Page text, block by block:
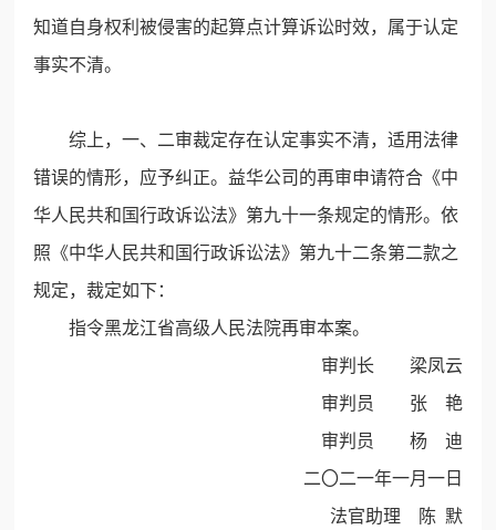
知道自身权利被侵害的起算点计算诉讼时效，属于认定
事实不清。
综上，一、二审裁定存在认定事实不清，适用法律
错误的情形，应予纠正。益华公司的再审申请符合《中
华人民共和国行政诉讼法》第九十一条规定的情形。依
照《中华人民共和国行政诉讼法》第九十二条第二款之
规定，裁定如下：
指令黑龙江省高级人民法院再审本案。
审判长 梁凤云
审判员 张 艳
审判员 杨 迪
二〇二一年一月一日
法官助理 陈 默